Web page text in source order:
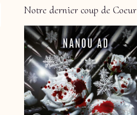
Notre dernier coup de Coeur